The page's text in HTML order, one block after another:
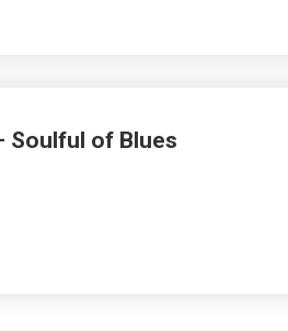
Soulful of Blues